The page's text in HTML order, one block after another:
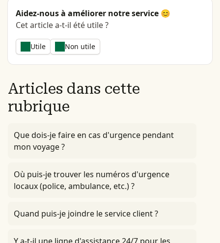
Aidez-nous à améliorer notre service 😊
Cet article a-t-il été utile ?
Utile Non utile
Articles dans cette
rubrique
Que dois-je faire en cas d'urgence pendant
mon voyage ?
Où puis-je trouver les numéros d'urgence
locaux (police, ambulance, etc.) ?
Quand puis-je joindre le service client ?